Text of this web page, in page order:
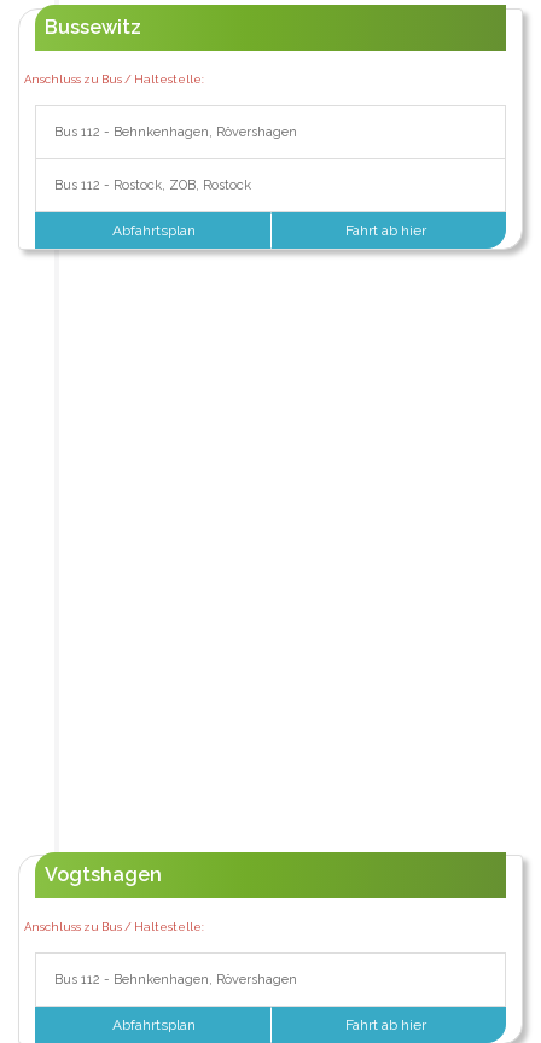
Bussewitz
Anschluss zu Bus / Haltestelle:
Bus 112 - Behnkenhagen, Rövershagen
Bus 112 - Rostock, ZOB, Rostock
Abfahrtsplan Fahrt ab hier
Vogtshagen
Anschluss zu Bus / Haltestelle:
Bus 112 - Behnkenhagen, Rövershagen
Abfahrtsplan Fahrt ab hier